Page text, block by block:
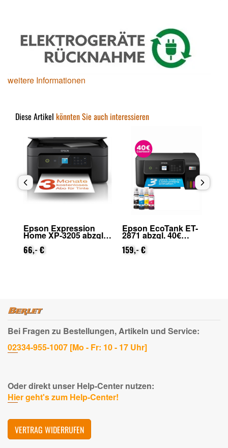
weitere Informationen
Diese Artikel könnten Sie auch interessieren
Epson Expression
Home XP-3205 abzgl.
25€ Cashback (von
Epson nach
Registrierung)
66,- €
Epson EcoTank ET-
2871 abzgl. 40€
Cashback (von Epson
nach Registrierung)
159,- €
Bei Fragen zu Bestellungen, Artikeln und Service:
02334-955-1007 [Mo - Fr: 10 - 17 Uhr]
Oder direkt unser Help-Center nutzen:
Hier geht's zum Help-Center!
VERTRAG WIDERRUFEN